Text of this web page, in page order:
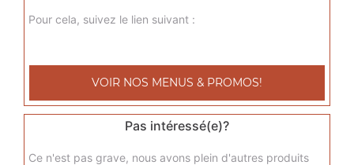
3.00€
Tarte au daim
Pour cela, suivez le lien suivant :
VOIR NOS MENUS & PROMOS!
Pas intéressé(e)?
Ce n'est pas grave, nous avons plein d'autres produits